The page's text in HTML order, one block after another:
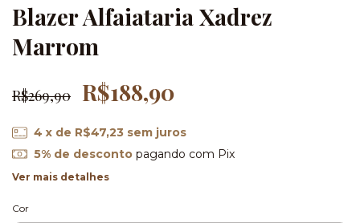
Blazer Alfaiataria Xadrez
Marrom
R$269,90 R$188,90
4 x de R$47,23 sem juros
5% de descontopagando com Pix
Ver mais detalhes
Cor